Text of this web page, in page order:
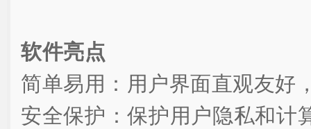
软件亮点
简单易用：用户界面直观友好
安全保护：保护用户隐私和计